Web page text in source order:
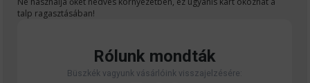
talp ragasztásában!